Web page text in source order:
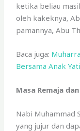
ketika beliau
oleh kakeknya,
pamannya, Abu
Baca juga:
Bersama Anak
Masa Remaja
Nabi Muhammad
yang jujur dan